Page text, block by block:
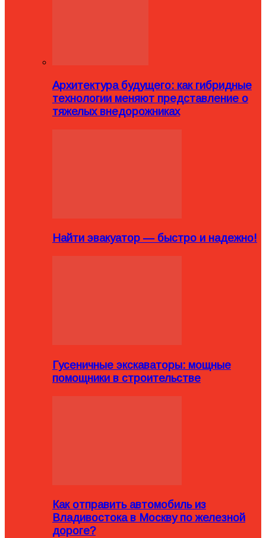
Архитектура будущего: как гибридные
технологии меняют представление о
тяжелых внедорожниках
Найти эвакуатор — быстро и надежно!
Гусеничные экскаваторы: мощные
помощники в строительстве
Как отправить автомобиль из
Владивостока в Москву по железной
дороге?